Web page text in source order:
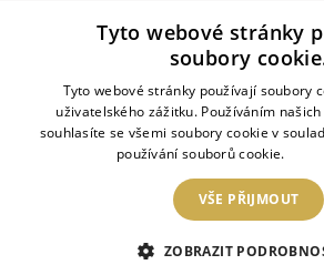
PŘEDPISY
KONTAKT
2026 © Zrcadlomat– Všechna práva vyhrazena.
17658187
Tyto webové stránky
soubory
Tyto webové stránky používají soubory
uživatelského zážitku. Používáním
souhlasíte se všemi soubory cookie v
používání souborů cookie.
VŠE PŘIJMOUT
ZOBRAZIT